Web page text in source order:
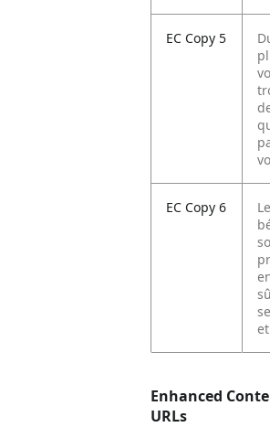
EC Copy 5
EC Copy 6
Enhanced
URLs